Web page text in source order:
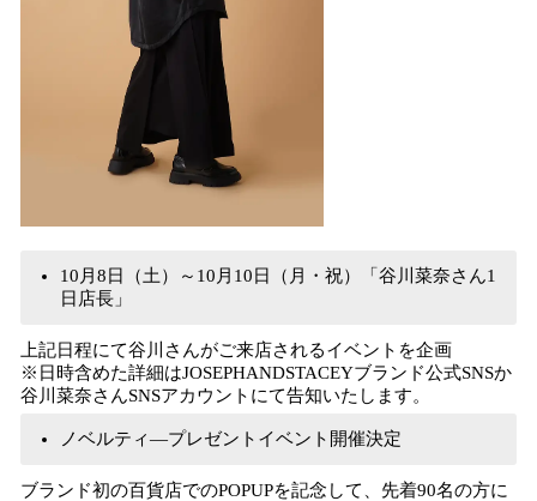
10月8日（土）～10月10日（月・祝）「谷川菜奈さん1
日店長」
上記日程にて谷川さんがご来店されるイベントを企画
※日時含めた詳細はJOSEPHANDSTACEYブランド公式SNSか
谷川菜奈さんSNSアカウントにて告知いたします。
ノベルティ―プレゼントイベント開催決定
ブランド初の百貨店でのPOPUPを記念して、先着90名の方に